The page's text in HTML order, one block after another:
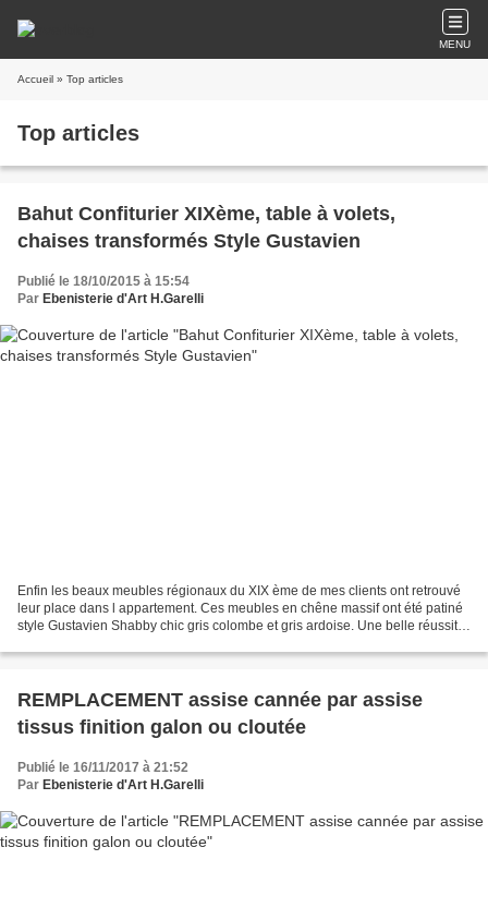
MENU
Accueil » Top articles
Top articles
Bahut Confiturier XIXème, table à volets,
chaises transformés Style Gustavien
Publié le 18/10/2015 à 15:54
Par Ebenisterie d'Art H.Garelli
Enfin les beaux meubles régionaux du XIX ème de mes clients ont retrouvé
leur place dans l appartement. Ces meubles en chêne massif ont été patiné
style Gustavien Shabby chic gris colombe et gris ardoise. Une belle réussite
REMPLACEMENT assise cannée par assise
tissus finition galon ou cloutée
Publié le 16/11/2017 à 21:52
Par Ebenisterie d'Art H.Garelli